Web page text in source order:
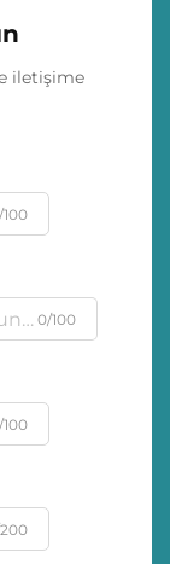
iletişime
0/100